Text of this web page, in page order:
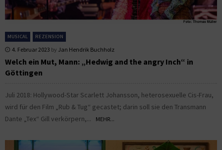
MUSICAL REZENSION
4. Februar 2023 by Jan Hendrik Buchholz
Welch ein Mut, Mann: „Hedwig and the angry Inch“ in
Göttingen
Juli 2018: Hollywood-Star Scarlett Johansson, heterosexuelle Cis-Frau,
wird für den Film „Rub & Tug“ gecastet; darin soll sie den Transmann
Dante „Tex“ Gill verkörpern,...
MEHR...